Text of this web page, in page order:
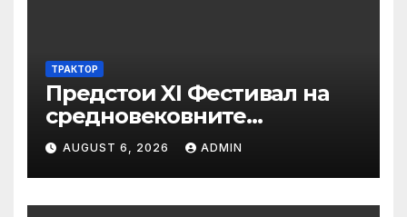
ТРАКТОР
Предстои XI Фестивал на
средновековните
традиции, бит и култура
„Калето
AUGUST 6, 2026 ADMIN